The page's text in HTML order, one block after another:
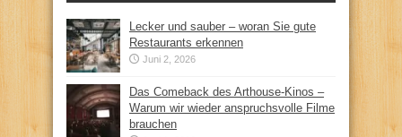
Lecker und sauber – woran Sie gute
Restaurants erkennen
Juni 2, 2026
Das Comeback des Arthouse-Kinos –
Warum wir wieder anspruchsvolle Filme
brauchen